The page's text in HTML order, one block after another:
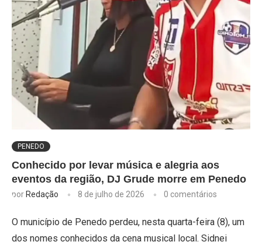
PENEDO
Conhecido por levar música e alegria aos
eventos da região, DJ Grude morre em Penedo
por Redação 8 de julho de 2026 0 comentários
O município de Penedo perdeu, nesta quarta-feira (8), um
dos nomes conhecidos da cena musical local. Sidnei